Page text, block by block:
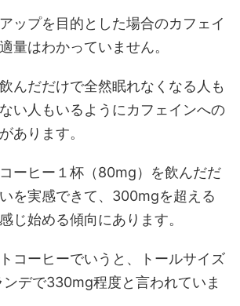
ップを目的とした場合のカフェイ
量はわかっていません。
んだだけで全然眠れなくなる人も
い人もいるようにカフェインへの
あります。
ーヒー１杯（80mg）を飲んだだ
を実感できて、300mgを超える
じ始める傾向にあります。
トコーヒーでいうと、トールサイズ
デで330mg程度と言われていま